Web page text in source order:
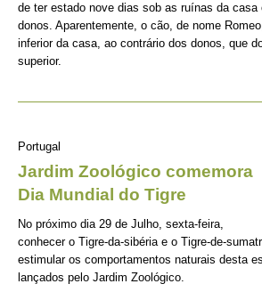
de ter estado nove dias sob as ruínas da casa
donos. Aparentemente, o cão, de nome
inferior da casa, ao contrário dos donos, que
superior.
Portugal
Jardim Zoológico comemora
Dia Mundial do Tigre
No próximo dia 29 de Julho, sexta-feira,
conhecer o Tigre-da-sibéria e o Tigre-de-
estimular os comportamentos naturais desta
lançados pelo Jardim Zoológico.